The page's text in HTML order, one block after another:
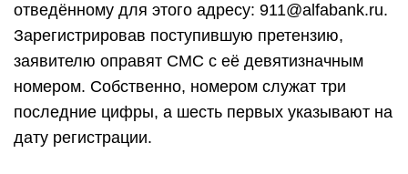
отведённому для этого адресу: 911@alfabank.ru.
Зарегистрировав поступившую претензию,
заявителю оправят СМС с её девятизначным
номером. Собственно, номером служат три
последние цифры, а шесть первых указывают на
дату регистрации.